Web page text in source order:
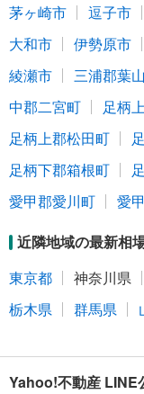
茅ヶ崎市
逗子市
大和市
伊勢原市
綾瀬市
三浦郡葉
中郡二宮町
足柄
足柄上郡松田町
足柄下郡箱根町
愛甲郡愛川町
愛
近隣地域の最新相
東京都
神奈川県
栃木県
群馬県
Yahoo!不動産 LINE